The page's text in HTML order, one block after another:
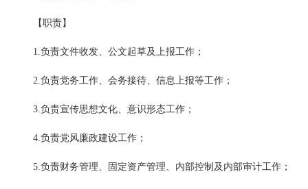
【职责】
1.负责文件收发、公文起草及上报工作；
2.负责党务工作、会务接待、信息上报等工作；
3.负责宣传思想文化、意识形态工作；
4.负责党风廉政建设工作；
5.负责财务管理、固定资产管理、内部控制及内部审计工作；